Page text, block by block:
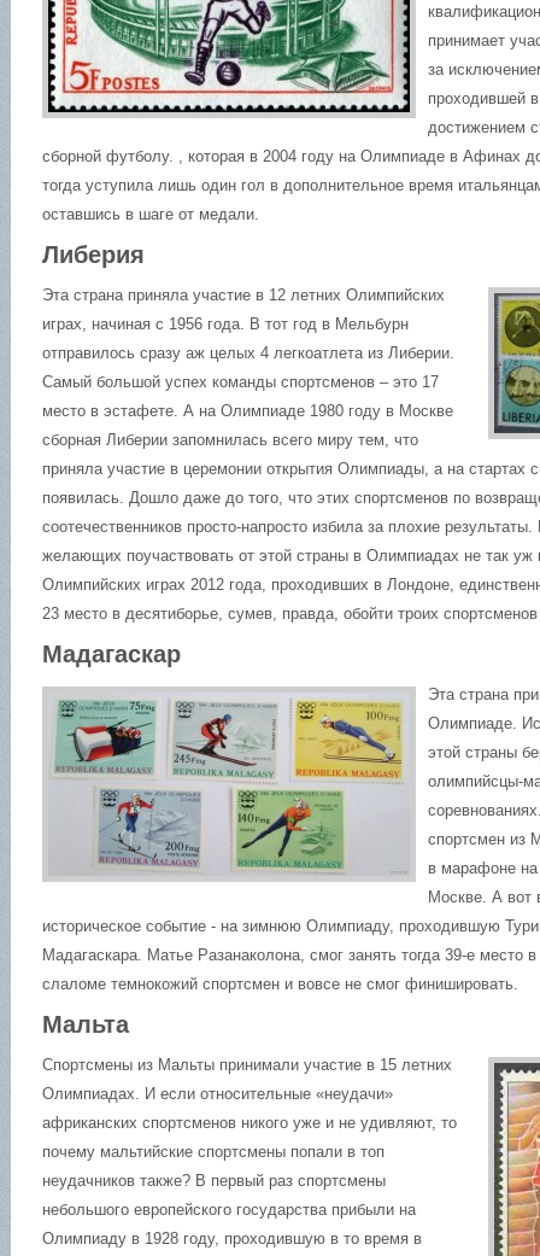
принимает
за
проходившей
достижением
сборной футболу. , которая в 2004 году на Олимпиаде в
тогда уступила лишь один гол в дополнительное время
оставшись в шаге от медали.
Либерия
Эта страна приняла участие в 12 летних Олимпийских
играх, начиная с 1956 года. В тот год в Мельбурн
отправилось сразу аж целых 4 легкоатлета из Либерии.
Самый большой успех команды спортсменов – это 17
место в эстафете. А на Олимпиаде 1980 году в Москве
сборная Либерии запомнилась всего миру тем, что
приняла участие в церемонии открытия Олимпиады, а на стартах
появилась. Дошло даже до того, что этих спортсменов по
соотечественников просто-напросто избила за плохие
желающих поучаствовать от этой страны в Олимпиадах не так
Олимпийских играх 2012 года, проходивших в Лондоне,
23 место в десятиборье, сумев, правда, обойти троих
Мадагаскар
Эта страна
Олимпиаде.
этой страны
олимпийсцы-
спортсмен из
в марафоне на
Москве. А вот
историческое событие - на зимнюю Олимпиаду, проходившую
Мадагаскара. Матье Разанаколона, смог занять тогда 39-е место
слаломе темнокожий спортсмен и вовсе не смог финишировать.
Мальта
Спортсмены из Мальты принимали участие в 15 летних
Олимпиадах. И если относительные «неудачи»
африканских спортсменов никого уже и не удивляют, то
почему мальтийские спортсмены попали в топ
неудачников также? В первый раз спортсмены
небольшого европейского государства прибыли на
Олимпиаду в 1928 году, проходившую в то время в